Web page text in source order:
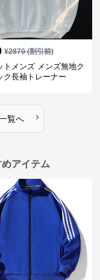
¥2870(割引前)
トメンズ メンズ無地ク
ク長袖トレーナー
覧へ ›
アイテム